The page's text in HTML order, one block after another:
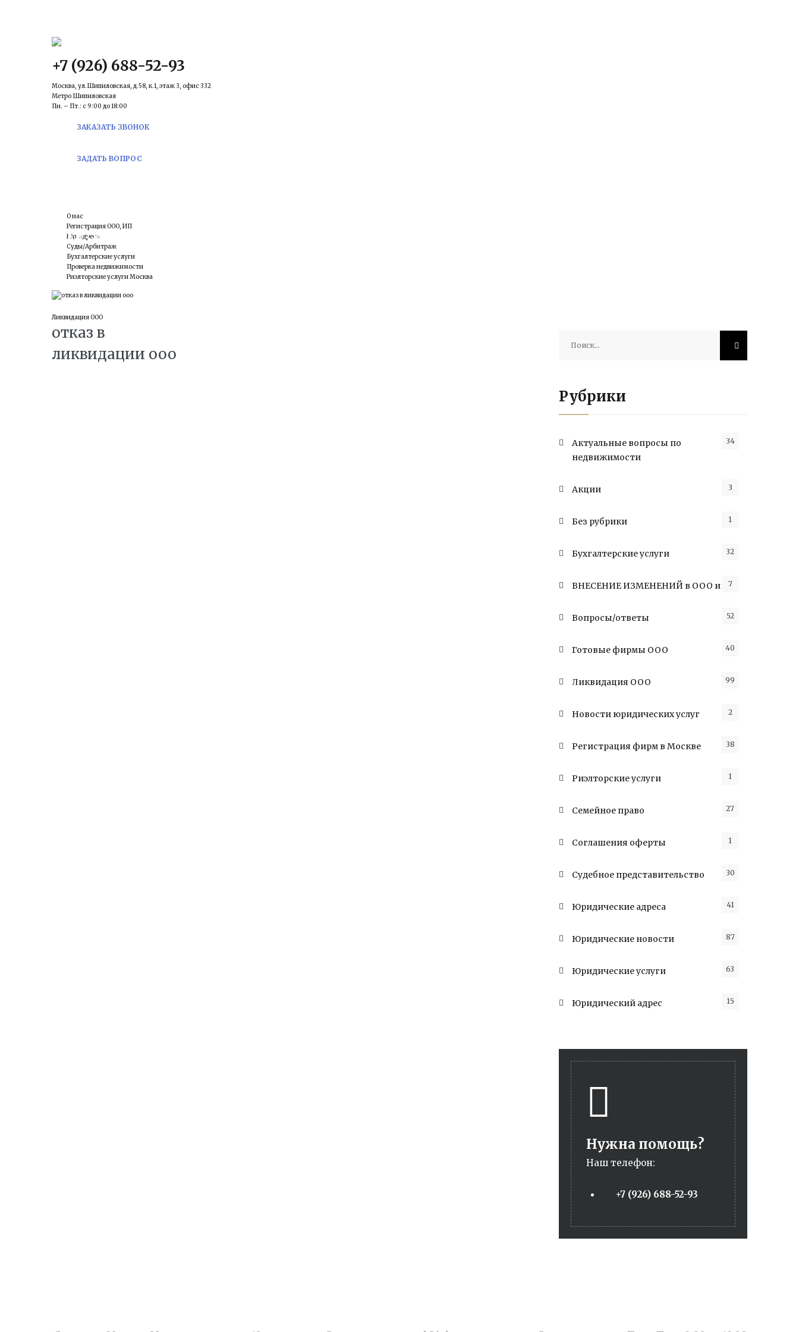
+7 (926) 688-52-93
Москва, ул.Шипиловская, д.58, к.1, этаж 3, офис 332
Метро Шипиловская
Пн. – Пт.: с 9:00 до 18:00
ЗАКАЗАТЬ ЗВОНОК
ЗАДАТЬ ВОПРОС
О нас
Регистрация ООО, ИП
Юр. адреса
Суды/Арбитраж
Бухгалтерские услуги
Проверка недвижимости
Риэлторские услуги Москва
отказ в ликвидации ооо
Ликвидация ООО
отказ в
ликвидации ооо
Рубрики
Актуальные вопросы по
недвижимости
34
Акции 3
Без рубрики 1
Бухгалтерские услуги 32
ВНЕСЕНИЕ ИЗМЕНЕНИЙ в ООО и ИП
7
Вопросы/ответы 52
Готовые фирмы ООО 40
Ликвидация ООО 99
Новости юридических услуг 2
Регистрация фирм в Москве 38
Риэлторские услуги 1
Семейное право 27
Соглашения оферты 1
Судебное представительство 30
Юридические адреса 41
Юридические новости 87
Юридические услуги 63
Юридический адрес 15
Нужна помощь?
Наш телефон:
+7 (926) 688-52-93